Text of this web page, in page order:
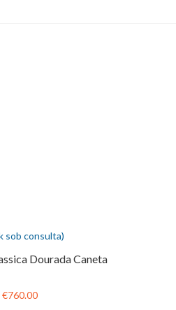
sob consulta)
Dourada Caneta
€760.00